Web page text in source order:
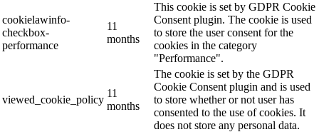
cookielawinfo-
checkbox-
performance
11
months
This cookie is set by GDPR Cookie
Consent plugin. The cookie is used
to store the user consent for the
cookies in the category
"Performance".
viewed_cookie_policy
11
months
The cookie is set by the GDPR
Cookie Consent plugin and is used
to store whether or not user has
consented to the use of cookies. It
does not store any personal data.